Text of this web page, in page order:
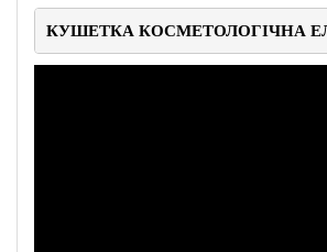
КУШЕТКА КОСМЕТОЛОГІЧНА